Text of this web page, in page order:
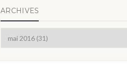
ARCHIVES